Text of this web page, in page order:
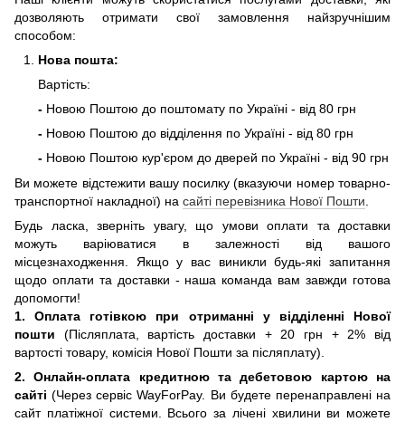
дозволяють отримати свої замовлення найзручнішим
способом:
Нова пошта:
Вартість:
- Новою Поштою до поштомату по Україні - від 80 грн
- Новою Поштою до відділення по Україні - від 80 грн
- Новою Поштою кур'єром до дверей по Україні - від 90 грн
Ви можете відстежити вашу посилку (вказуючи номер товарно-
транспортної накладної) на сайті перевізника Нової Пошти
Будь ласка, зверніть увагу, що умови оплати та доставки
можуть варіюватися в залежності від вашого
місцезнаходження. Якщо у вас виникли будь-які запитання
щодо оплати та доставки - наша команда вам завжди готова
допомогти!
1. Оплата готівкою при отриманні
у відділенні Нової
пошти (Післяплата, вартість доставки + 20 грн + 2% від
вартості товару, комісія Нової Пошти за післяплату).
2. Онлайн-оплата кредитною та дебетовою картою на
сайті (Через сервіс WayForPay. Ви будете перенаправлені на
сайт платіжної системи. Всього за лічені хвилини ви можете